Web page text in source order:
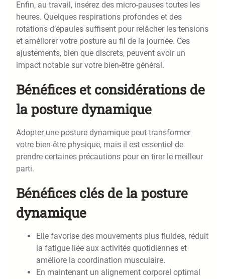
Enfin, au travail, insérez des micro-pauses toutes les
heures. Quelques respirations profondes et des
rotations d’épaules suffisent pour relâcher les tensions
et améliorer votre posture au fil de la journée. Ces
ajustements, bien que discrets, peuvent avoir un
impact notable sur votre bien-être général.
Bénéfices et considérations de
la posture dynamique
Adopter une posture dynamique peut transformer
votre bien-être physique, mais il est essentiel de
prendre certaines précautions pour en tirer le meilleur
parti.
Bénéfices clés de la posture
dynamique
Elle favorise des mouvements plus fluides, réduit
la fatigue liée aux activités quotidiennes et
améliore la coordination musculaire.
En maintenant un alignement corporel optimal